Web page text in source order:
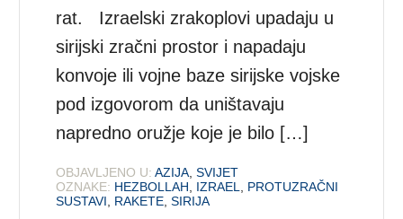
rat. Izraelski zrakoplovi upadaju u
sirijski zračni prostor i napadaju
konvoje ili vojne baze sirijske vojske
pod izgovorom da uništavaju
napredno oružje koje je bilo […]
OBJAVLJENO U: AZIJA ,SVIJET
OZNAKE: HEZBOLLAH IZRAEL
PROTUZRAČNI
SUSTAVI
RAKETE ,SIRIJA